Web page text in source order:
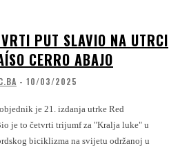
PUT SLAVIO NA UTRCI
CERRO ABAJO
- 10/03/2025
je 21. izdanja utrke Red
je to četvrti trijumf za "Kralja luke" u
biciklizma na svijetu održanoj u